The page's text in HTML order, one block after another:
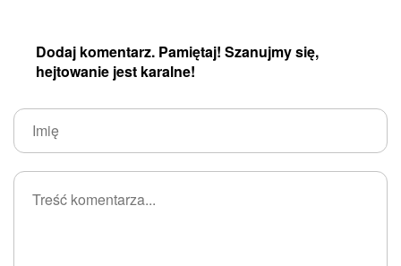
Dodaj komentarz. Pamiętaj! Szanujmy się,
hejtowanie jest karalne!